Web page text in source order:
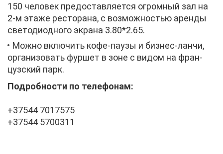
150 че­ло­век предо­став­ля­ет­ся огром­ный зал на
2-м эта­же ре­сто­ра­на, с воз­мож­но­стью арен­ды
све­то­ди­од­но­го экра­на 3.80*2.65.
Мож­но вклю­чить ко­фе-па­у­зы и биз­нес-лан­чи,
ор­га­ни­зо­вать фур­шет в зоне с ви­дом на фран­
цуз­ский парк.
По­дроб­но­сти по те­ле­фо­нам:
+37544 7017575
+37544 5700311